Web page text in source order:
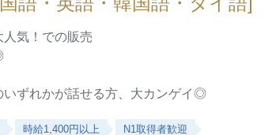
気！での販売
いずれかが話せる方、大カンゲイ◎
時給1,400円以上 N1取得者歓迎